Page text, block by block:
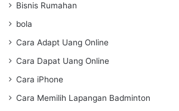
Bisnis Rumahan
bola
Cara Adapt Uang Online
Cara Dapat Uang Online
Cara iPhone
Cara Memilih Lapangan Badminton